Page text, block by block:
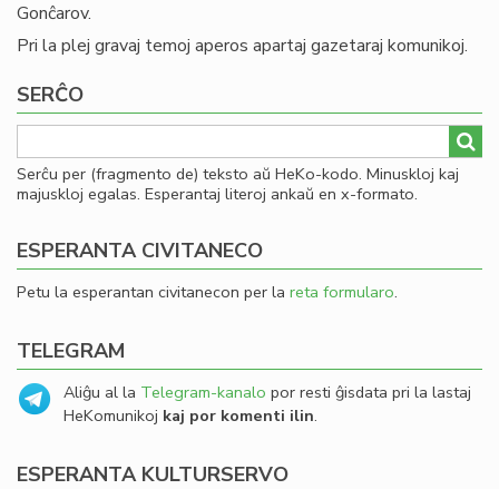
Gonĉarov.
Pri la plej gravaj temoj aperos apartaj gazetaraj komunikoj.
SERĈO
Serĉu per (fragmento de) teksto aŭ HeKo-kodo. Minuskloj kaj
majuskloj egalas. Esperantaj literoj ankaŭ en x-formato.
ESPERANTA CIVITANECO
Petu la esperantan civitanecon per la reta formularo.
TELEGRAM
Aliĝu al la Telegram-kanalo por resti ĝisdata pri la lastaj
HeKomunikoj kaj por komenti ilin.
ESPERANTA KULTURSERVO